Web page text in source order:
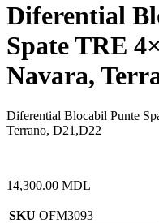
Diferential
Spate TRE
Navara,
Diferential Blocabil Punte
Terrano, D21,D22
14,300.00 MDL
SKU OFM3093